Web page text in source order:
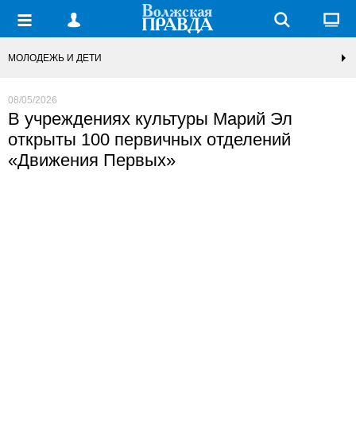
МОЛОДЕЖЬ И ДЕТИ
08/05/2026
В учреждениях культуры Марий Эл
открыты 100 первичных отделений
«Движения Первых»